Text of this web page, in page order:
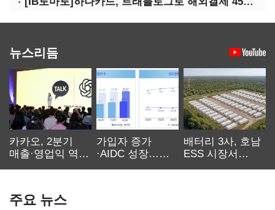
뉴스리듬
카카오, 2분기
매출·영업익 역대
가입자 증가
·AIDC 성장…
배터리 3사, 호남
ESS 시장서
주요 뉴스